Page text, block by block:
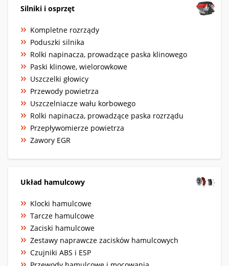
Silniki i osprzęt
Kompletne rozrządy
Poduszki silnika
Rolki napinacza, prowadzące paska klinowego
Paski klinowe, wielorowkowe
Uszczelki głowicy
Przewody powietrza
Uszczelniacze wału korbowego
Rolki napinacza, prowadzące paska rozrządu
Przepływomierze powietrza
Zawory EGR
Układ hamulcowy
Klocki hamulcowe
Tarcze hamulcowe
Zaciski hamulcowe
Zestawy naprawcze zacisków hamulcowych
Czujniki ABS i ESP